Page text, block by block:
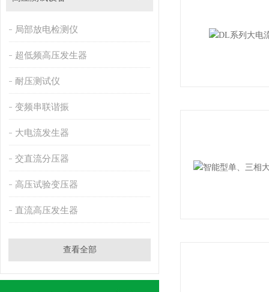
局部放电检测仪
超低频高压发生器
耐压测试仪
变频串联谐振
大电流发生器
交直流分压器
高压试验变压器
直流高压发生器
查看全部